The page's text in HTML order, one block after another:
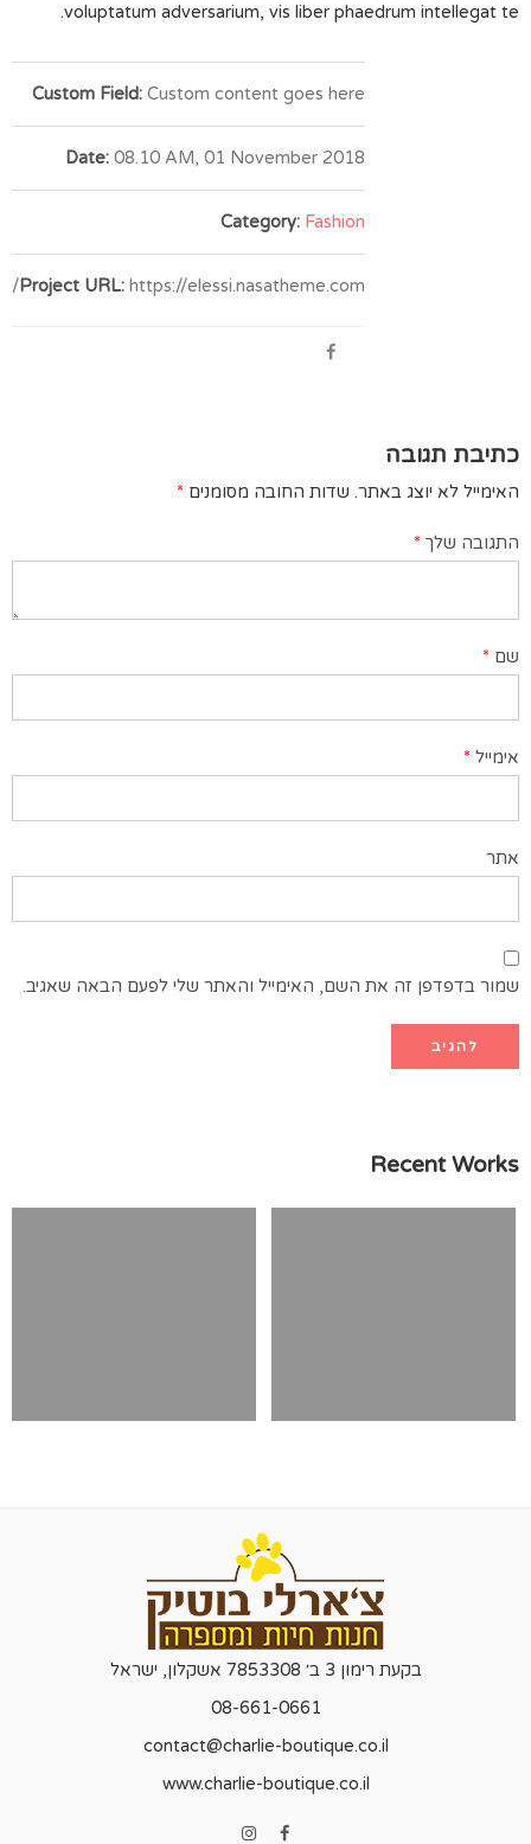
voluptatum adversarium, vis liber phaedrum intellegat te.
Custom Field: Custom content goes here
Date: 08.10 AM, 01 November 2018
Category: Fashion
Project URL: https://elessi.nasatheme.com/
כתיבת תגובה
האימייל לא יוצג באתר. שדות החובה מסומנים *
התגובה שלך *
שם *
אימייל *
אתר
שמור בדפדפן זה את השם, האימייל והאתר שלי לפעם הבאה שאגיב.
Recent Works
בקעת רימון 3 ב׳ 7853308 אשקלון, ישראל
08-661-0661
contact@charlie-boutique.co.il
www.charlie-boutique.co.il